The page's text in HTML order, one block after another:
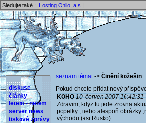
Sledujte také : Hosting Onlio, a.s. |
diskuse
články
letem - netem
server news
tiskové zprávy
seznam témat-> Činění kožešin
Pokud chcete přidat nový
KOHO 10. červen 2007 16:42:31
Zdravím, když tu jede zrovna
popelky , nebo alespoň obrázky
východu (asi Rusko).